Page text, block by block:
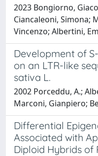
2023 Bongiorno,
Ciancaleoni, Simona;
Vincenzo; Albertini,
Development of
on an LTR-like
sativa L.
2002 Porceddu, A.;
Marconi, Gianpiero;
Differential
Associated with
Diploid Hybrids of